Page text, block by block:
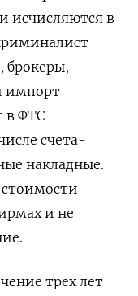
исчисляются в
брокеры,
импорт
в ФТС
счета-
накладные.
и не
трех лет